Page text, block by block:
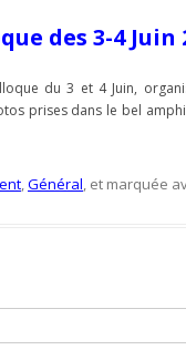
des 3-4 Juin
du 3 et 4 Juin,
prises dans le bel
,Général, et marquée